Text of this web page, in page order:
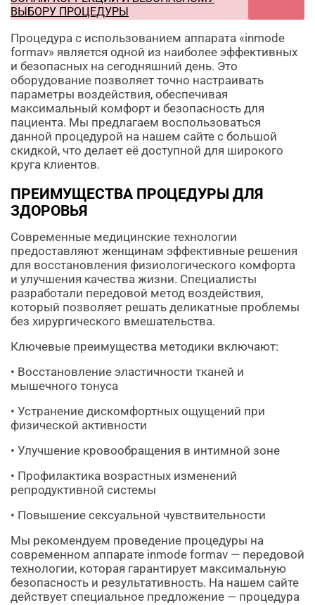
ВЫБОРУ ПРОЦЕДУРЫ
Процедура с использованием аппарата «inmode
formav» является одной из наиболее эффективных
и безопасных на сегодняшний день. Это
оборудование позволяет точно настраивать
параметры воздействия, обеспечивая
максимальный комфорт и безопасность для
пациента. Мы предлагаем воспользоваться
данной процедурой на нашем сайте с большой
скидкой, что делает её доступной для широкого
круга клиентов.
ПРЕИМУЩЕСТВА ПРОЦЕДУРЫ ДЛЯ
ЗДОРОВЬЯ
Современные медицинские технологии
предоставляют женщинам эффективные решения
для восстановления физиологического комфорта
и улучшения качества жизни. Специалисты
разработали передовой метод воздействия,
который позволяет решать деликатные проблемы
без хирургического вмешательства.
Ключевые преимущества методики включают:
• Восстановление эластичности тканей и
мышечного тонуса
• Устранение дискомфортных ощущений при
физической активности
• Улучшение кровообращения в интимной зоне
• Профилактика возрастных изменений
репродуктивной системы
• Повышение сексуальной чувствительности
Мы рекомендуем проведение процедуры на
современном аппарате inmode formav — передовой
технологии, которая гарантирует максимальную
безопасность и результативность. На нашем сайте
действует специальное предложение — процедура